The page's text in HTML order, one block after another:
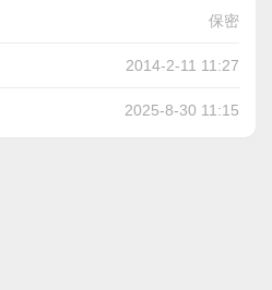
保密
2014-2-11 11:27
2025-8-30 11:15